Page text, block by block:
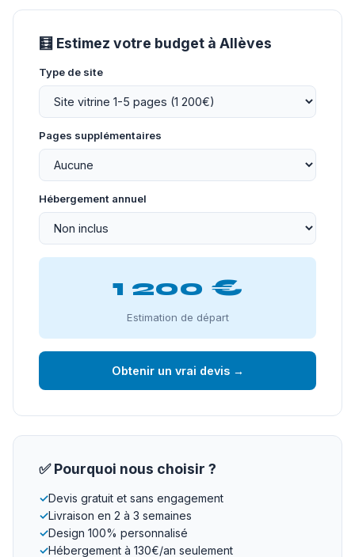
🧮 Estimez votre budget à Allèves
Type de site
Pages supplémentaires
Hébergement annuel
1 200 €
Estimation de départ
Obtenir un vrai devis →
✅ Pourquoi nous choisir ?
✓Devis gratuit et sans engagement
✓Livraison en 2 à 3 semaines
✓Design 100% personnalisé
✓Hébergement à 130€/an seulement